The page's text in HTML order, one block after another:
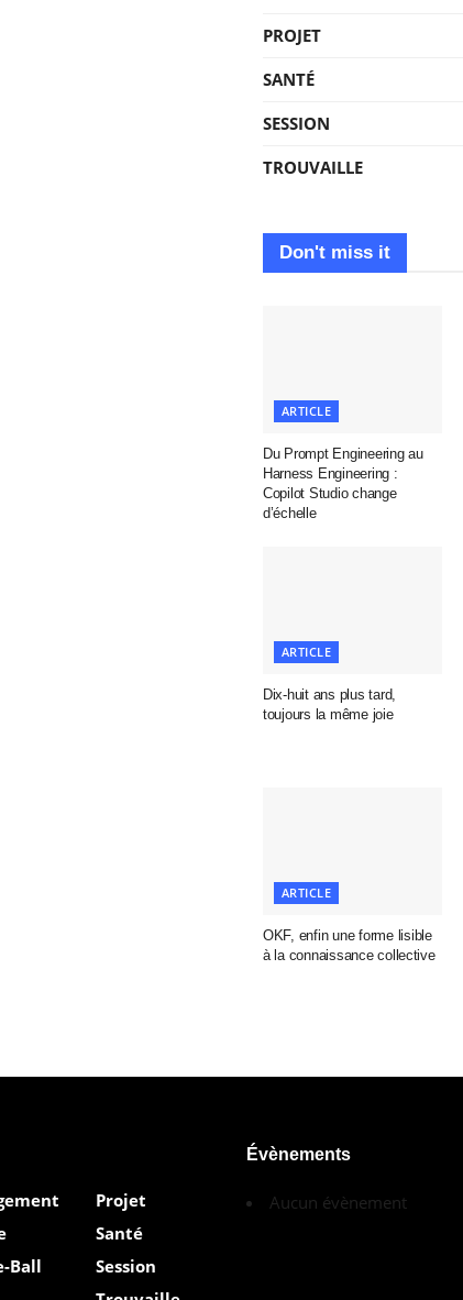
PROJET
SANTÉ
SESSION
TROUVAILLE
Don't miss it
ARTICLE
Du Prompt Engineering au
Harness Engineering :
Copilot Studio change
d’échelle
ARTICLE
Dix-huit ans plus tard,
toujours la même joie
ARTICLE
OKF, enfin une forme lisible
à la connaissance collective
Ball
Projet
Santé
Session
Évènements
Aucun évènement